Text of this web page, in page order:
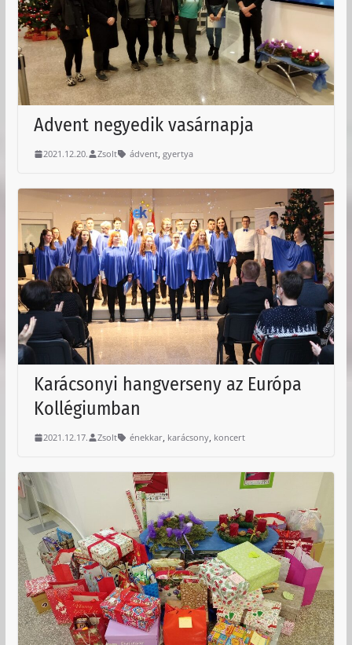
Advent negyedik vasárnapja
2021.12.20. Zsolt ádvent, gyertya
Karácsonyi hangverseny az Európa
Kollégiumban
2021.12.17. Zsolt énekkar, karácsony, koncert